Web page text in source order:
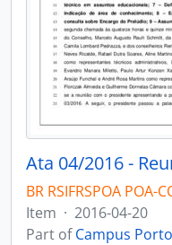
Ata 04/2016 -
BR RSIFRSPOA POA-
Item · 2016-04-20
Part ofCampus